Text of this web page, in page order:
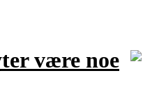
være noe